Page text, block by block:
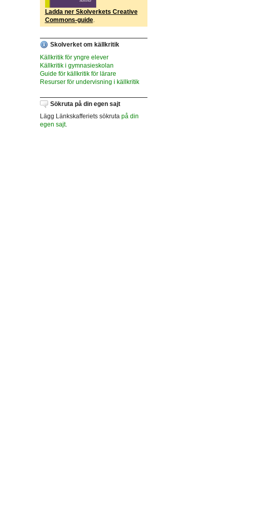
Ladda ner Skolverkets Creative
Commons-guide.
Skolverket om källkritik
Källkritik för yngre elever
Källkritik i gymnasieskolan
Guide för källkritik för lärare
Resurser för undervisning i källkritik
Sökruta på din egen sajt
Lägg Länkskafferiets sökruta på din
egen sajt.